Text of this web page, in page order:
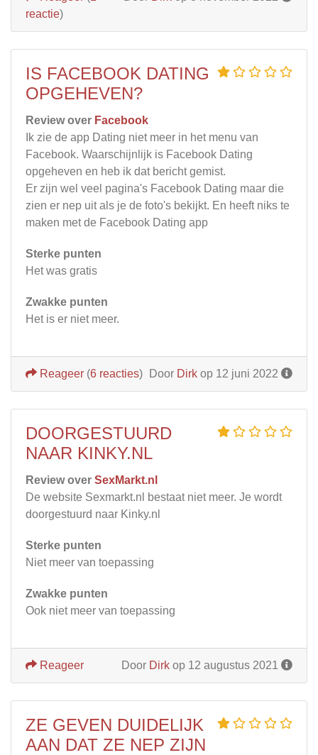
reactie)
IS FACEBOOK DATING
OPGEHEVEN?
Review over Facebook
Ik zie de app Dating niet meer in het menu van
Facebook. Waarschijnlijk is Facebook Dating
opgeheven en heb ik dat bericht gemist.
Er zijn wel veel pagina's Facebook Dating maar die
zien er nep uit als je de foto's bekijkt. En heeft niks te
maken met de Facebook Dating app
Sterke punten
Het was gratis
Zwakke punten
Het is er niet meer.
Door Dirk op 12 juni 2022
Reageer (6 reacties)
DOORGESTUURD
NAAR KINKY.NL
Review over SexMarkt.nl
De website Sexmarkt.nl bestaat niet meer. Je wordt
doorgestuurd naar Kinky.nl
Sterke punten
Niet meer van toepassing
Zwakke punten
Ook niet meer van toepassing
Door Dirk op 12 augustus 2021
Reageer
ZE GEVEN DUIDELIJK
AAN DAT ZE NEP ZIJN